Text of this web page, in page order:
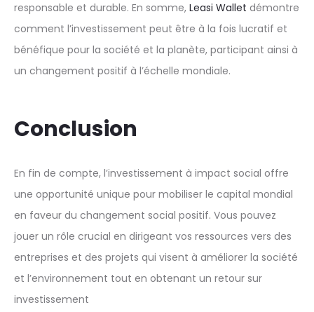
responsable et durable. En somme, Leasi Wallet démontre
comment l’investissement peut être à la fois lucratif et
bénéfique pour la société et la planète, participant ainsi à
un changement positif à l’échelle mondiale.
Conclusion
En fin de compte, l’investissement à impact social offre
une opportunité unique pour mobiliser le capital mondial
en faveur du changement social positif. Vous pouvez
jouer un rôle crucial en dirigeant vos ressources vers des
entreprises et des projets qui visent à améliorer la société
et l’environnement tout en obtenant un retour sur
investissement